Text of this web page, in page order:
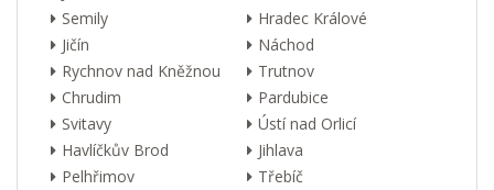
Semily
Hradec Králové
Jičín
Náchod
Rychnov nad Kněžnou
Trutnov
Chrudim
Pardubice
Svitavy
Ústí nad Orlicí
Havlíčkův Brod
Jihlava
Pelhřimov
Třebíč